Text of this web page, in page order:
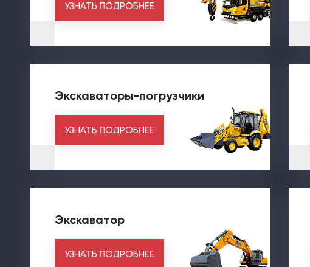
УЗНАТЬ ПОДРОБНЕЕ
Экскаваторы-погрузчики
УЗНАТЬ ПОДРОБНЕЕ
Экскаватор
УЗНАТЬ ПОДРОБНЕЕ